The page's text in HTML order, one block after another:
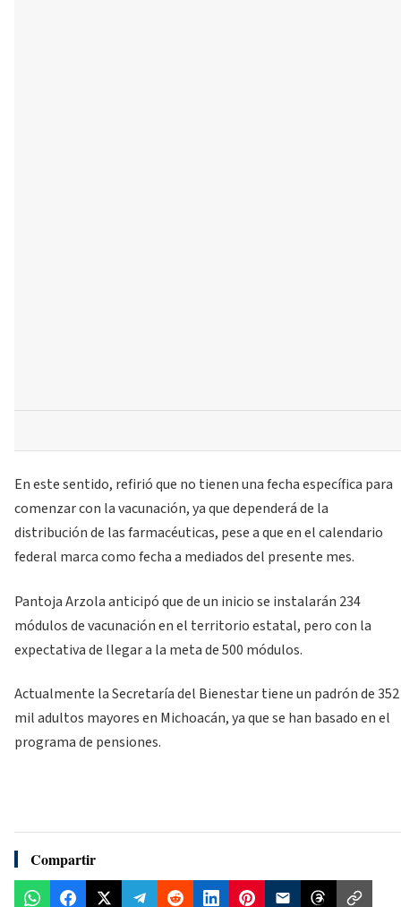
En este sentido, refirió que no tienen una fecha específica para
comenzar con la vacunación, ya que dependerá de la
distribución de las farmacéuticas, pese a que en el calendario
federal marca como fecha a mediados del presente mes.
Pantoja Arzola anticipó que de un inicio se instalarán 234
módulos de vacunación en el territorio estatal, pero con la
expectativa de llegar a la meta de 500 módulos.
Actualmente la Secretaría del Bienestar tiene un padrón de 352
mil adultos mayores en Michoacán, ya que se han basado en el
programa de pensiones.
Compartir